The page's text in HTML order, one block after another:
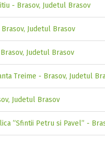
- Brasov, Judetul Brasov
Judetul Brasov
Judetul Brasov
Treime - Brasov, Judetul
Judetul Brasov
”Sfintii Petru si Pavel” -